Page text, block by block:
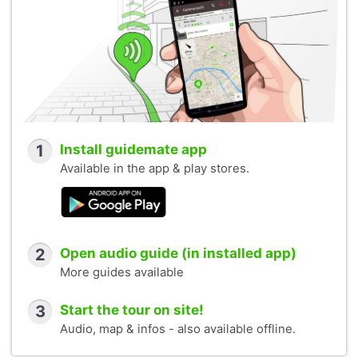
1 Install guidemate app
Available in the app & play stores.
2 Open audio guide (in installed app)
More guides available
3 Start the tour on site!
Audio, map & infos - also available offline.